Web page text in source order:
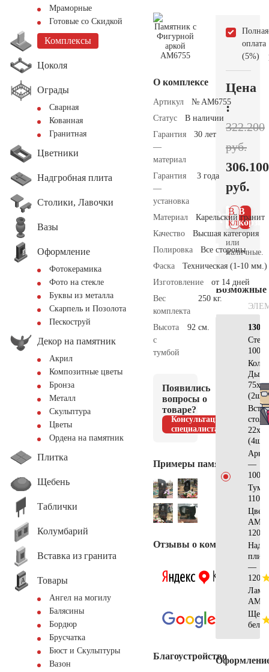
Мраморные
Готовые со Скидкой
Комплексы
Цоколя
Ограды
Сварная
Кованная
Гранитная
Цветники
Надгробная плита
Столики, Лавочки
Вазы
Оформление
Фотокерамика
Фото на стекле
Буквы из металла
Скарпель и Позолота
Пескоструй
Декор на памятник
Акрил
Композитные цветы
Бронза
Металл
Скульптура
Цветы
Ордена на памятник
Плитка
Щебень
Таблички
Колумбарий
Вставка из гранита
Товары
Ангел на могилу
Балясины
Бордюр
Брусчатка
Бюст и Скульптуры
Вазон
О комплексе
Артикул
№ AM6755
Статус
В наличии
Гарантия
—
материал
30 лет
Гарантия
—
установка
3 года
Материал
Карельский гранит
Качество
Высшая категория
Полировка
Все стороны
Фаска
Техническая (1-10 мм.)
Изготовление
от 14 дней
Вес
комплекта
250 кг.
Высота
с
тумбой
92 см.
Появились
вопросы о
товаре?
Консультация
специалиста
Примеры памятников
Отзывы о компании
Благоустройство
Полная
оплата
(5%)
Цена
:
322.200
руб.
306.100
руб.
В
В 1
клик
или
наличные.
Возможные
Дым
(2шт)
(4шт)
—
—